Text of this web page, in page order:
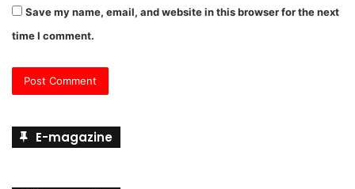
Save my name, email, and website in this browser for the next
time I comment.
E-magazine